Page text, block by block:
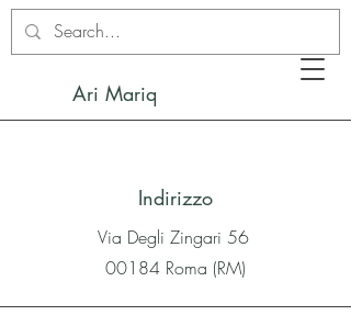
Ari Mariq
Indirizzo
Via Degli Zingari 56
00184 Roma (RM)